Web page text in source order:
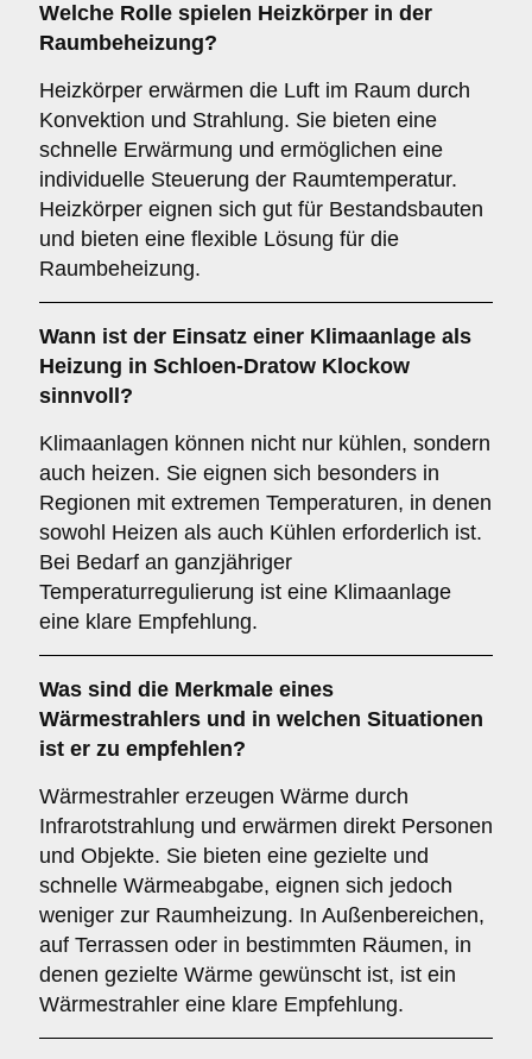
Welche Rolle spielen Heizkörper in der
Raumbeheizung?
Heizkörper erwärmen die Luft im Raum durch
Konvektion und Strahlung. Sie bieten eine
schnelle Erwärmung und ermöglichen eine
individuelle Steuerung der Raumtemperatur.
Heizkörper eignen sich gut für Bestandsbauten
und bieten eine flexible Lösung für die
Raumbeheizung.
Wann ist der Einsatz einer Klimaanlage als
Heizung in Schloen-Dratow Klockow
sinnvoll?
Klimaanlagen können nicht nur kühlen, sondern
auch heizen. Sie eignen sich besonders in
Regionen mit extremen Temperaturen, in denen
sowohl Heizen als auch Kühlen erforderlich ist.
Bei Bedarf an ganzjähriger
Temperaturregulierung ist eine Klimaanlage
eine klare Empfehlung.
Was sind die Merkmale eines
Wärmestrahlers und in welchen Situationen
ist er zu empfehlen?
Wärmestrahler erzeugen Wärme durch
Infrarotstrahlung und erwärmen direkt Personen
und Objekte. Sie bieten eine gezielte und
schnelle Wärmeabgabe, eignen sich jedoch
weniger zur Raumheizung. In Außenbereichen,
auf Terrassen oder in bestimmten Räumen, in
denen gezielte Wärme gewünscht ist, ist ein
Wärmestrahler eine klare Empfehlung.